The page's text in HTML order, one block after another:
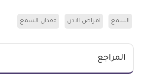
السمع امراض الاذن فقدان السمع
المراجع